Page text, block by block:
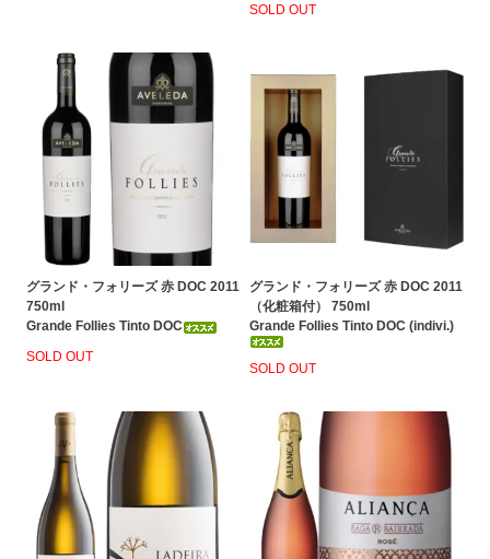
SOLD OUT
グランド・フォリーズ 赤 DOC 2011
750ml
Grande Follies Tinto DOC
SOLD OUT
グランド・フォリーズ 赤 DOC 2011
（化粧箱付） 750ml
Grande Follies Tinto DOC (indivi.)
SOLD OUT